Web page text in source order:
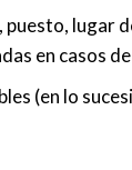
lugar
en casos
(en lo